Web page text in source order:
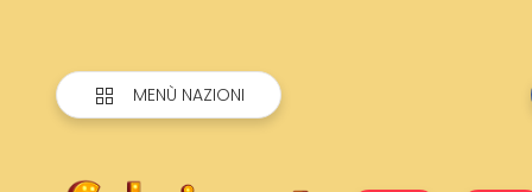
MENÙ NAZIONI